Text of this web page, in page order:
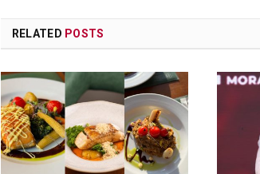
RELATED POSTS